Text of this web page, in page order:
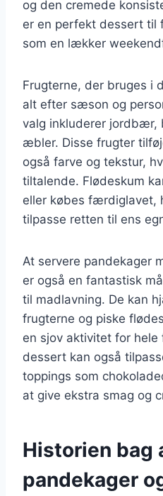
og den cremede
er en perfekt dessert til
som en lækker
Frugterne, der bruges i
alt efter sæson og
valg inkluderer jordbær,
æbler. Disse frugter
også farve og tekstur,
tiltalende. Flødeskum
eller købes færdiglavet,
tilpasse retten til ens
At servere pandekager
er også en fantastisk
til madlavning. De kan
frugterne og piske
en sjov aktivitet for hele
dessert kan også
toppings som
at give ekstra smag og
Historien bag
pandekager